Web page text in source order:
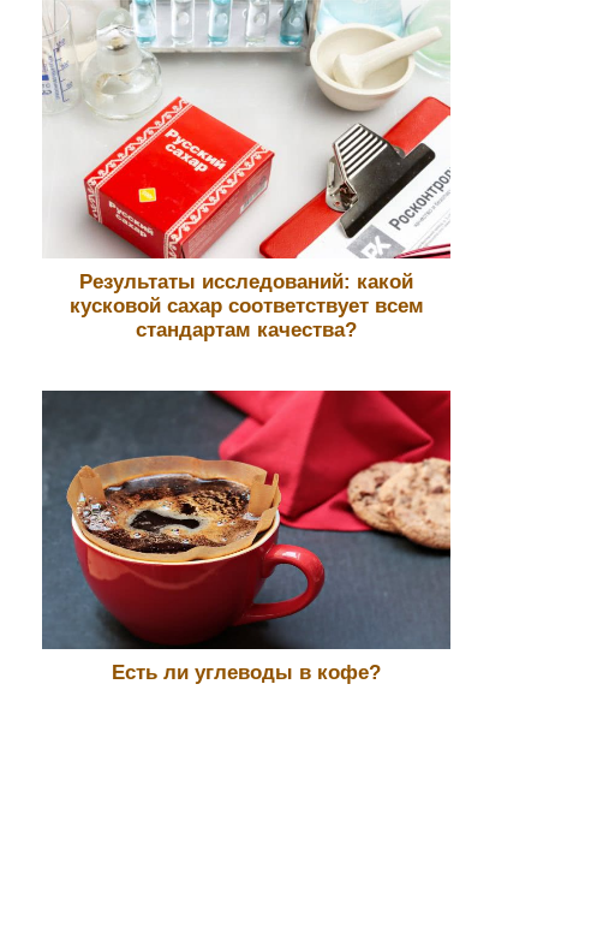
Результаты исследований: какой
кусковой сахар соответствует всем
стандартам качества?
Есть ли углеводы в кофе?